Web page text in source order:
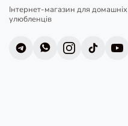
Інтернет-магазин для домашніх
улюбленців